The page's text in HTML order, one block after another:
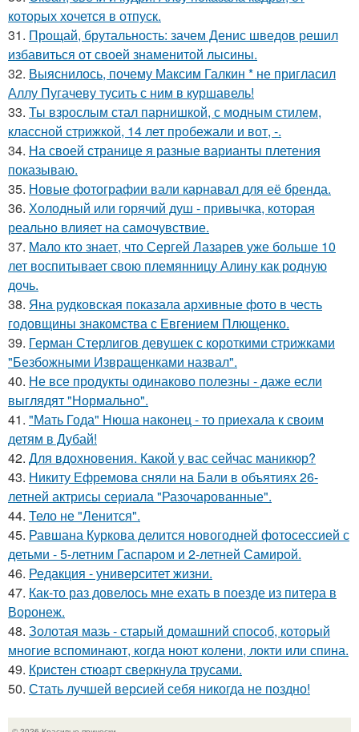
которых хочется в отпуск.
31. Прощай, брутальность: зачем Денис шведов решил
избавиться от своей знаменитой лысины.
32. Выяснилось, почему Максим Галкин * не пригласил
Аллу Пугачеву тусить с ним в куршавель!
33. Ты взрослым стал парнишкой, с модным стилем,
классной стрижкой, 14 лет пробежали и вот, -.
34. На своей странице я разные варианты плетения
показываю.
35. Новые фотографии вали карнавал для её бренда.
36. Холодный или горячий душ - привычка, которая
реально влияет на самочувствие.
37. Мало кто знает, что Сергей Лазарев уже больше 10
лет воспитывает свою племянницу Алину как родную
дочь.
38. Яна рудковская показала архивные фото в честь
годовщины знакомства с Евгением Плющенко.
39. Герман Стерлигов девушек с короткими стрижками
"Безбожными Извращенками назвал".
40. Не все продукты одинаково полезны - даже если
выглядят "Нормально".
41. "Мать Года" Нюша наконец - то приехала к своим
детям в Дубай!
42. Для вдохновения. Какой у вас сейчас маникюр?
43. Никиту Ефремова сняли на Бали в объятиях 26-
летней актрисы сериала "Разочарованные".
44. Тело не "Ленится".
45. Равшана Куркова делится новогодней фотосессией с
детьми - 5-летним Гаспаром и 2-летней Самирой.
46. Редакция - университет жизни.
47. Как-то раз довелось мне ехать в поезде из питера в
Воронеж.
48. Золотая мазь - старый домашний способ, который
многие вспоминают, когда ноют колени, локти или спина.
49. Кристен стюарт сверкнула трусами.
50. Стать лучшей версией себя никогда не поздно!